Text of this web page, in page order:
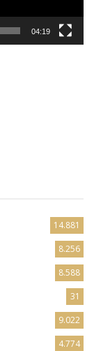
04:19
14.881
8.256
8.588
31
9.022
4.774